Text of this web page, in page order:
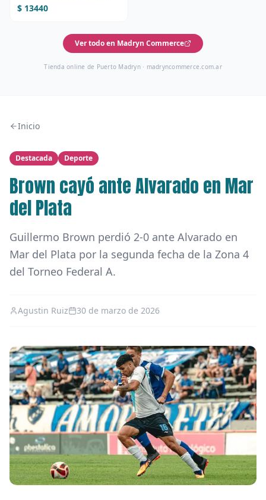
$ 13440
Ver todo en Madryn Commerce
Tienda online de Puerto Madryn · madryncommerce.com.ar
Inicio
Destacada Deporte
Brown cayó ante Alvarado en Mar
del Plata
Guillermo Brown perdió 2-0 ante Alvarado en
Mar del Plata por la segunda fecha de la Zona 4
del Torneo Federal A.
Agustin Ruiz 30 de marzo de 2026